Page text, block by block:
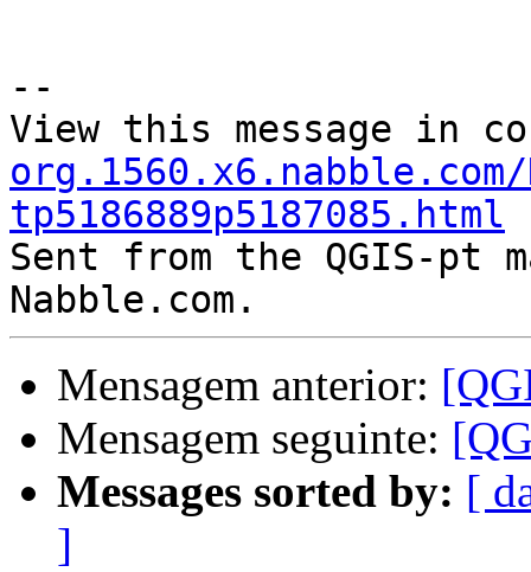
--
View this message in
org.1560.x6.nabble.com/
tp5186889p5187085.html
Sent from the QGIS-
Mensagem anterior:
Mensagem seguinte:
Messages sorted by: [
]